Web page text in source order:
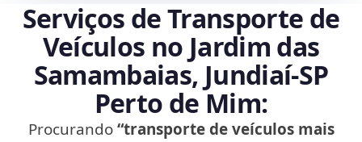
Serviços de Transporte de
Veículos no Jardim das
Samambaias, Jundiaí‑SP
Perto de Mim:
Procurando“transporte de veículos mais